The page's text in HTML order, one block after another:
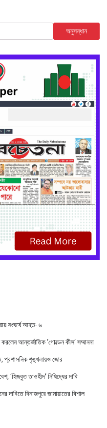
অনুসন্ধান
সংঘর্ষে আহত- ৬
আন্তর্জাতিক ‘গোল্ডেন কীস’ সম্মাননা
প্রশাসনিক শৃঙ্খলায়ও জোর
‘হিজবুত তাওহীদ’ নিষিদ্ধের দাবি
দাবিতে দিনাজপুরে জামায়াতের বিশাল